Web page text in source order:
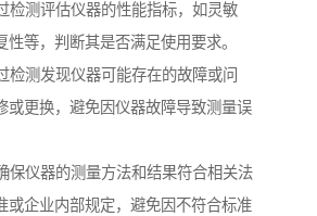
检测评估仪器的性能指标，如灵敏
性等，判断其是否满足使用要求。
检测发现仪器可能存在的故障或问
或更换，避免因仪器故障导致测量误
保仪器的测量方法和结果符合相关法
或企业内部规定，避免因不符合标准